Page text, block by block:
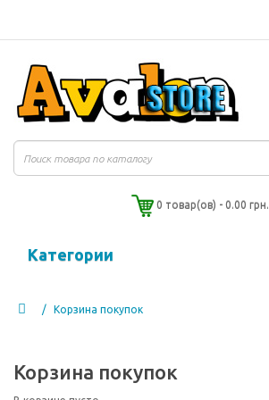
0 товар(ов) - 0.00 грн.
Категории
Корзина покупок
Корзина покупок